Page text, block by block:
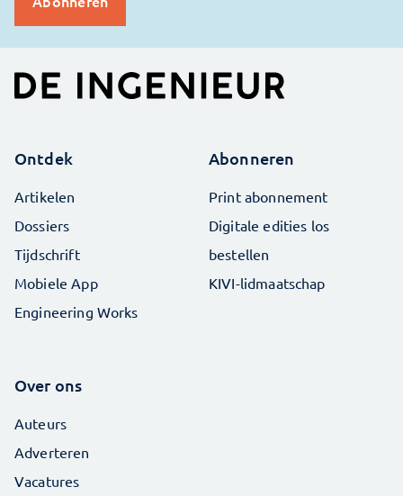
Ontdek
Artikelen
Dossiers
Tijdschrift
Mobiele App
Engineering Works
Abonneren
Print abonnement
Digitale edities los
bestellen
KIVI-lidmaatschap
Over ons
Auteurs
Adverteren
Vacatures